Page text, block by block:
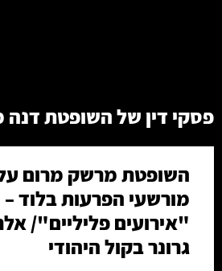
פסקי דין של השופטת
השופטת מרשק מרום
מורשעי הפרעות בלוד –
"אירועים פליליים"/
גרונר בקול היהודי